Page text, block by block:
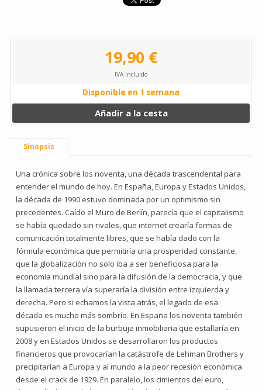
19,90 €
IVA incluido
Disponible en 1 semana
Añadir a la cesta
Sinopsis
Una crónica sobre los noventa, una década trascendental para
entender el mundo de hoy. En España, Europa y Estados Unidos,
la década de 1990 estuvo dominada por un optimismo sin
precedentes. Caído el Muro de Berlín, parecía que el capitalismo
se había quedado sin rivales, que internet crearía formas de
comunicación totalmente libres, que se había dado con la
fórmula económica que permitiría una prosperidad constante,
que la globalización no solo iba a ser beneficiosa para la
economía mundial sino para la difusión de la democracia, y que
la llamada tercera vía superaría la división entre izquierda y
derecha. Pero si echamos la vista atrás, el legado de esa
década es mucho más sombrío. En España los noventa también
supusieron el inicio de la burbuja inmobiliaria que estallaría en
2008 y en Estados Unidos se desarrollaron los productos
financieros que provocarían la catástrofe de Lehman Brothers y
precipitarían a Europa y al mundo a la peor recesión económica
desde el crack de 1929. En paralelo, los cimientos del euro,